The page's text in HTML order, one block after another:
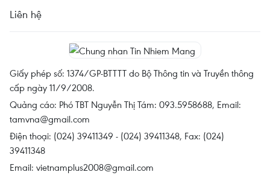
Liên hệ
Giấy phép số: 1374/GP-BTTTT do Bộ Thông tin và Truyền thông
cấp ngày 11/9/2008.
Quảng cáo: Phó TBT Nguyễn Thị Tám: 093.5958688, Email:
tamvna@gmail.com
Điện thoại: (024) 39411349 - (024) 39411348, Fax: (024)
39411348
Email: vietnamplus2008@gmail.com